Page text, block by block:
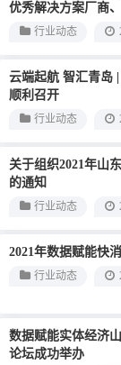
优秀解决方案厂商
行业动态
云端起航 智汇青岛
顺利召开
行业动态
关于组织2021年山
的通知
行业动态
2021年数据赋能快
行业动态
数据赋能实体经济
论坛成功举办